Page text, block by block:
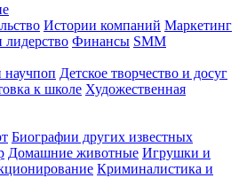
Истории компаний Маркетинг
Финансы SMM
научпоп Детское творчество и досуг
к школе Художественная
Биографии других известных
Домашние животные Игрушки и
Криминалистика и